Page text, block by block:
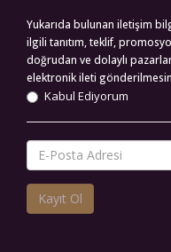
Yukarıda bulunan iletişim
ilgili tanıtım, teklif,
doğrudan ve dolaylı
elektronik ileti
Kabul Ediyorum
Kayıt Ol